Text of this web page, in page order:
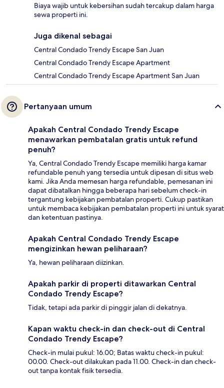
Biaya wajib untuk kebersihan sudah tercakup dalam harga
sewa properti ini.
Juga dikenal sebagai
Central Condado Trendy Escape San Juan
Central Condado Trendy Escape Apartment
Central Condado Trendy Escape Apartment San Juan
Pertanyaan umum
Apakah Central Condado Trendy Escape
menawarkan pembatalan gratis untuk refund
penuh?
Ya, Central Condado Trendy Escape memiliki harga kamar
refundable penuh yang tersedia untuk dipesan di situs web
kami. Jika Anda memesan harga refundable, pemesanan ini
dapat dibatalkan hingga beberapa hari sebelum check-in
tergantung kebijakan pembatalan properti. Cukup pastikan
untuk membaca kebijakan pembatalan properti ini untuk syarat
dan ketentuan pastinya.
Apakah Central Condado Trendy Escape
mengizinkan hewan peliharaan?
Ya, hewan peliharaan diizinkan.
Apakah parkir di properti ditawarkan Central
Condado Trendy Escape?
Tidak, tetapi ada parkir di pinggir jalan di dekatnya.
Kapan waktu check-in dan check-out di Central
Condado Trendy Escape?
Check-in mulai pukul: 16.00; Batas waktu check-in pukul:
00.00. Check-out dilakukan pada 11.00. Check-in dan check-
out tanpa kontak fisik tersedia.